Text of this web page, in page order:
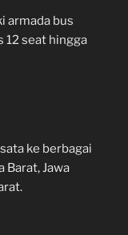
armada bus
12 seat hingga
ke berbagai
Barat, Jawa